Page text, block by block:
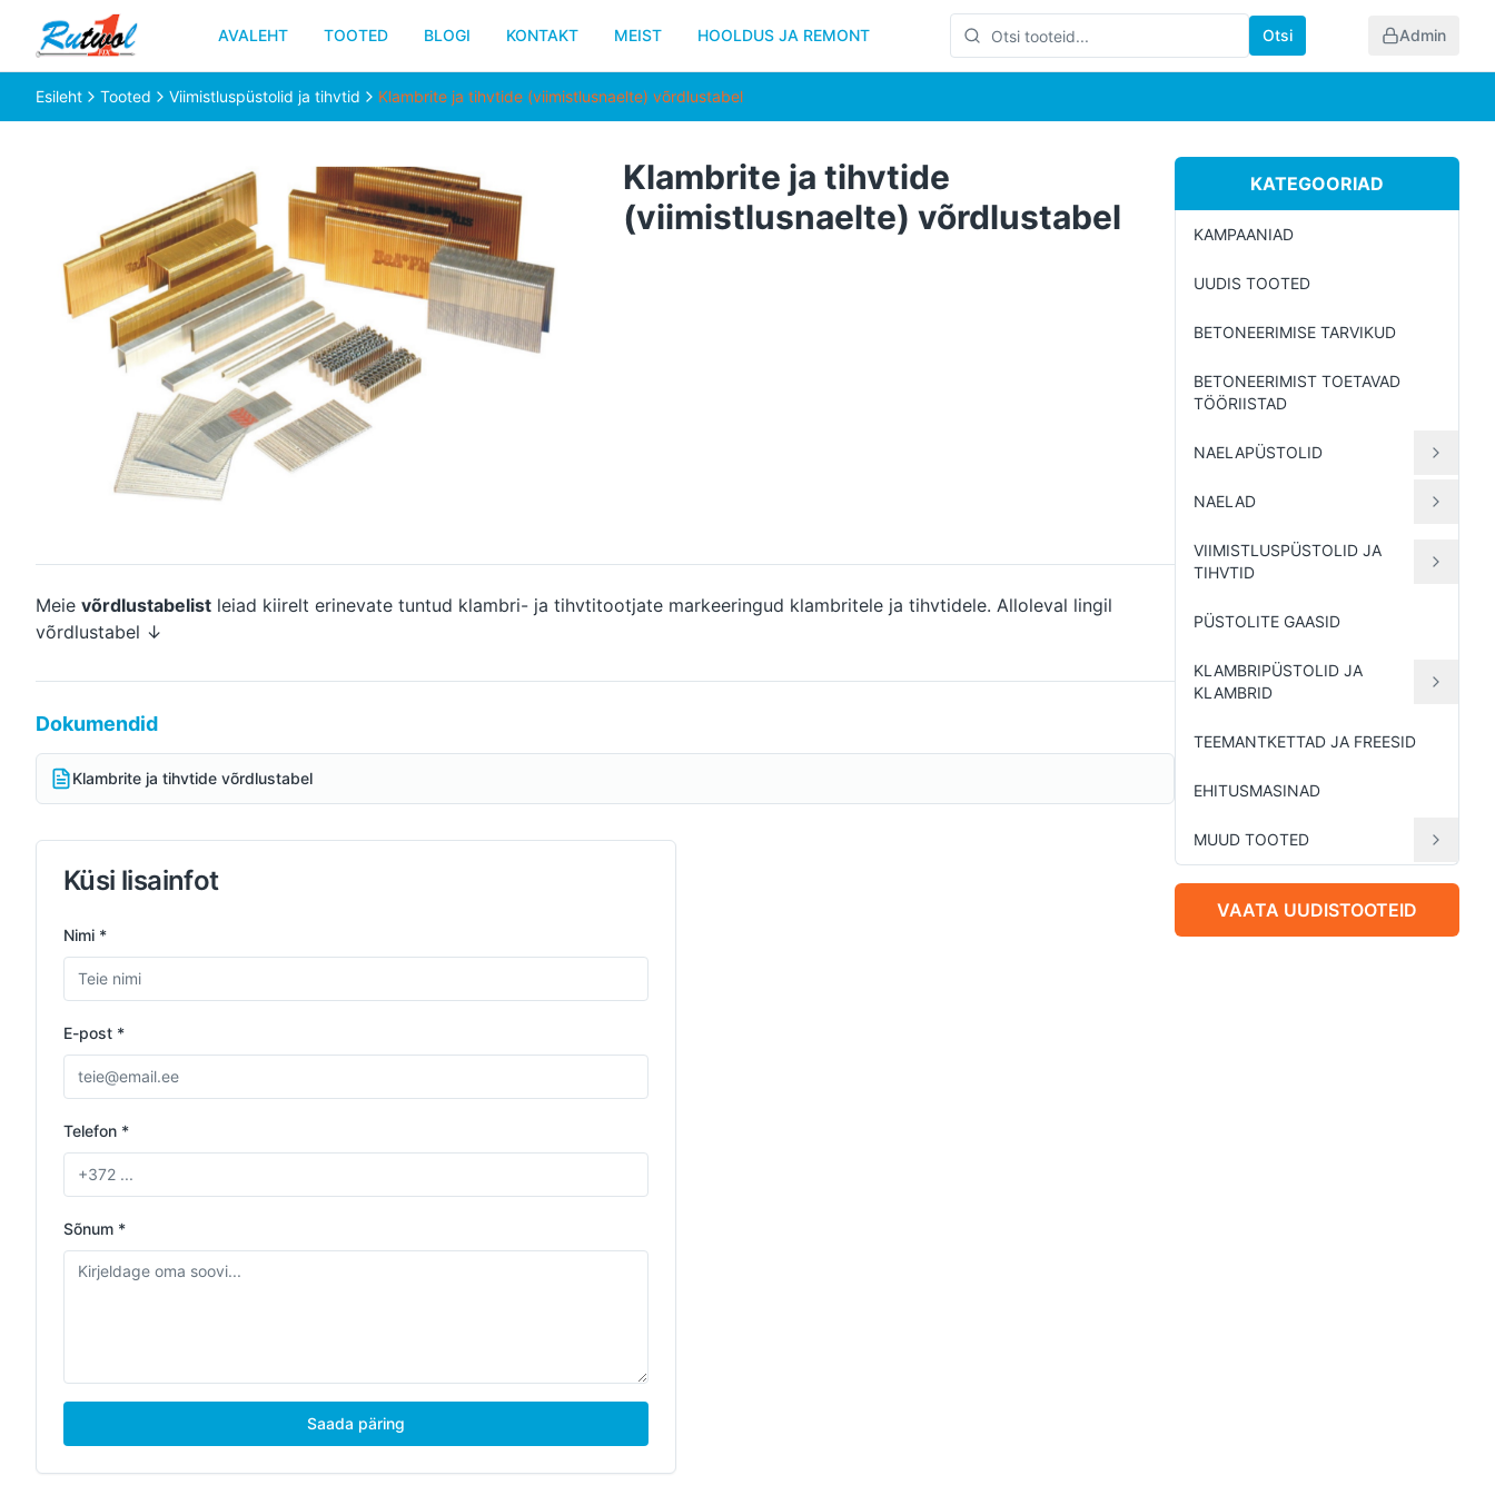
AVALEHT TOOTED BLOGI KONTAKT MEIST HOOLDUS JA REMONT Otsi Admin
Esileht Tooted Viimistluspüstolid ja tihvtid Klambrite ja tihvtide (viimistlusnaelte) võrdlustabel
Klambrite ja tihvtide
(viimistlusnaelte) võrdlustabel
Meie võrdlustabelist leiad kiirelt erinevate tuntud klambri- ja tihvtitootjate markeeringud klambritele ja tihvtidele. Alloleval lingil
võrdlustabel ↓
Dokumendid
Klambrite ja tihvtide võrdlustabel
Küsi lisainfot
Nimi *
E-post *
Telefon *
Sõnum *
Saada päring
KATEGOORIAD
KAMPAANIAD
UUDIS TOOTED
BETONEERIMISE TARVIKUD
BETONEERIMIST TOETAVAD
TÖÖRIISTAD
NAELAPÜSTOLID
NAELAD
VIIMISTLUSPÜSTOLID JA
TIHVTID
PÜSTOLITE GAASID
KLAMBRIPÜSTOLID JA
KLAMBRID
TEEMANTKETTAD JA FREESID
EHITUSMASINAD
MUUD TOOTED
VAATA UUDISTOOTEID